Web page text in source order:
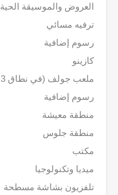
العروض والموسيقة الحية
ترفيه مسائي
رسوم إضافية
كازينو
ملعب جولف (في نطاق 3 كلم)
رسوم إضافية
منطقة معيشة
منطقة جلوس
مكتب
ميديا وتكنولوجيا
تلفزيون بشاشة مسطحة